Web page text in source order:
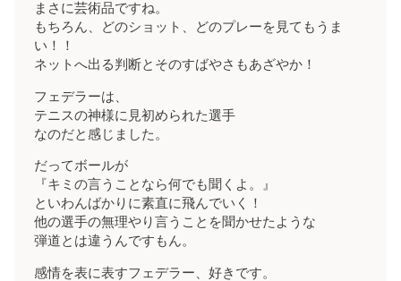
まさに芸術品ですね。
もちろん、どのショット、どのプレーを見てもうま
い！！
ネットへ出る判断とそのすばやさもあざやか！
フェデラーは、
テニスの神様に見初められた選手
なのだと感じました。
だってボールが
『キミの言うことなら何でも聞くよ。』
といわんばかりに素直に飛んでいく！
他の選手の無理やり言うことを聞かせたような
弾道とは違うんですもん。
感情を表に表すフェデラー、好きです。